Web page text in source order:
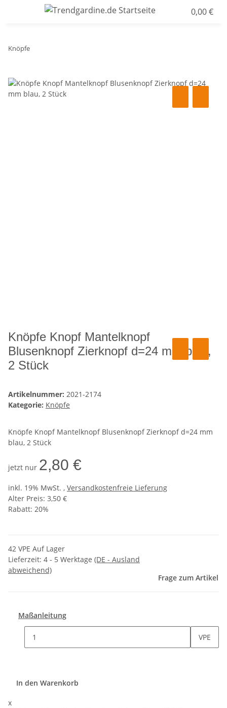
0,00 €
Knöpfe
Knöpfe Knopf Mantelknopf
Blusenknopf Zierknopf d=24 mm blau,
2 Stück
Artikelnummer: 2021-2174
Kategorie: Knöpfe
Knöpfe Knopf Mantelknopf Blusenknopf Zierknopf d=24 mm
blau, 2 Stück
jetzt nur 2,80 €
inkl. 19% MwSt. , Versandkostenfreie Lieferung
Alter Preis: 3,50 €
Rabatt: 20%
42 VPE Auf Lager
Lieferzeit: 4 - 5 Werktage (DE - Ausland
abweichend)
Frage zum Artikel
Maßanleitung
VPE
In den Warenkorb
x